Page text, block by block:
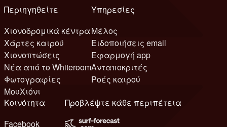
Περιηγηθείτε
Χιονοδρομικά κέντρα
Χάρτες καιρού
Χιονοπτώσεις
Νέα από το Whiteroom
Φωτογραφίες
ΜουΧιόνι
Υπηρεσίες
Μέλος
Ειδοποιήσεις email
Εφαρμογή app
Ανταποκριτές
Ροές καιρού
Κοινότητα
Facebook
Προβλέψτε κάθε περιπέτεια